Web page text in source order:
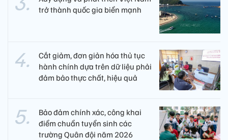
trở thành quốc gia biển mạnh
Cắt giảm, đơn giản hóa thủ tục
hành chính dựa trên dữ liệu phải
đảm bảo thực chất, hiệu quả
Bảo đảm chính xác, công khai
điểm chuẩn tuyển sinh các
trường Quân đội năm 2026